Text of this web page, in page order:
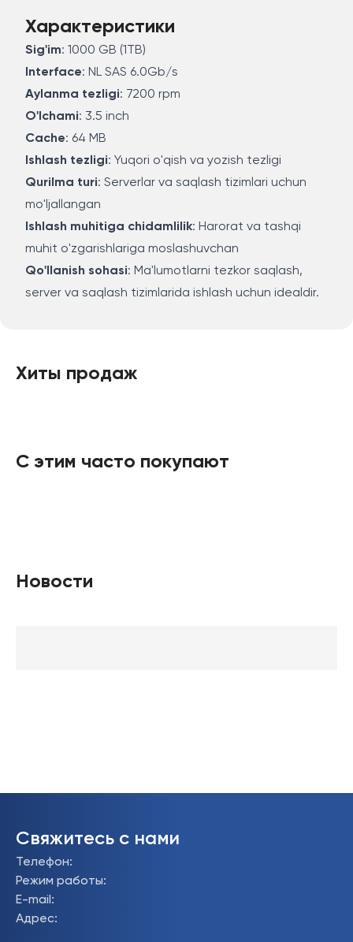
Характеристики
Sig'im: 1000 GB (1TB)
Interface: NL SAS 6.0Gb/s
Aylanma tezligi: 7200 rpm
O'lchami: 3.5 inch
Cache: 64 MB
Ishlash tezligi: Yuqori o'qish va yozish tezligi
Qurilma turi: Serverlar va saqlash tizimlari uchun
mo'ljallangan
Ishlash muhitiga chidamlilik: Harorat va tashqi
muhit o'zgarishlariga moslashuvchan
Qo'llanish sohasi: Ma'lumotlarni tezkor saqlash,
server va saqlash tizimlarida ishlash uchun idealdir.
Хиты продаж
С этим часто покупают
Новости
Свяжитесь с нами
Телефон:
Режим работы:
E-mail :
Адрес: